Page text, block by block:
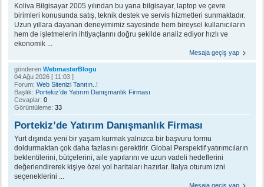
Koliva Bilgisayar 2005 yılından bu yana bilgisayar, laptop ve çevre
birimleri konusunda satış, teknik destek ve servis hizmetleri sunmaktadır.
Uzun yıllara dayanan deneyimimiz sayesinde hem bireysel kullanıcıların
hem de işletmelerin ihtiyaçlarını doğru şekilde analiz ediyor hızlı ve
ekonomik ...
Mesaja geçiş yap
gönderen WebmasterBlogu
04 Ağu 2026 [ 11:03 ]
Forum: Web Sitenizi Tanıtın..!
Başlık: Portekiz’de Yatırım Danışmanlık Firması
Cevaplar: 0
Görüntüleme: 33
Portekiz’de Yatırım Danışmanlık Firması
Yurt dışında yeni bir yaşam kurmak yalnızca bir başvuru formu
doldurmaktan çok daha fazlasını gerektirir. Global Perspektif yatırımcıların
beklentilerini, bütçelerini, aile yapılarını ve uzun vadeli hedeflerini
değerlendirerek kişiye özel yol haritaları hazırlar. İtalya oturum izni
seçeneklerini ...
Mesaja geçiş yap